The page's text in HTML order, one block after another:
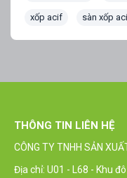
xốp acif sàn xốp
THÔNG TIN LIÊN HỆ
CÔNG TY TNHH SẢN
Địa chỉ: U01 - L68 - Khu